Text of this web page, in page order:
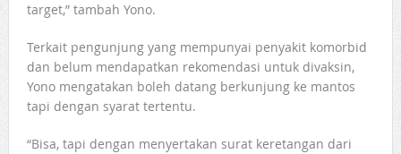
target,” tambah Yono.
Terkait pengunjung yang mempunyai penyakit komorbid
dan belum mendapatkan rekomendasi untuk divaksin,
Yono mengatakan boleh datang berkunjung ke mantos
tapi dengan syarat tertentu.
“Bisa, tapi dengan menyertakan surat keretangan dari